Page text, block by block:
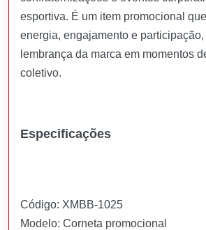
esportiva. É um item promocional
energia, engajamento e
lembrança da marca em momentos
coletivo.
Especificações
Código: XMBB-1025
Modelo: Corneta promocional